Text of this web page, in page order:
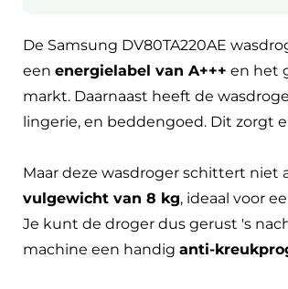
De Samsung DV80TA220AE
een energielabel van A+++ en het
markt. Daarnaast heeft de
lingerie, en beddengoed. Dit zorgt
Maar deze wasdroger schittert niet
vulgewicht van 8 kg, ideaal voor
Je kunt de droger dus gerust 's
machine een handig anti-